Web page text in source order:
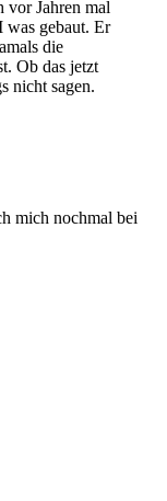
vor Jahren mal
gebaut. Er
die
Ob das jetzt
nicht sagen.
mich nochmal bei